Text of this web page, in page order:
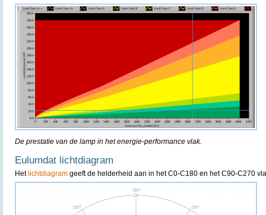
De prestatie van de lamp in het energie-performance vlak.
Eulumdat lichtdiagram
Het lichtdiagram geeft de helderheid aan in het C0-C180 en het C90-C270